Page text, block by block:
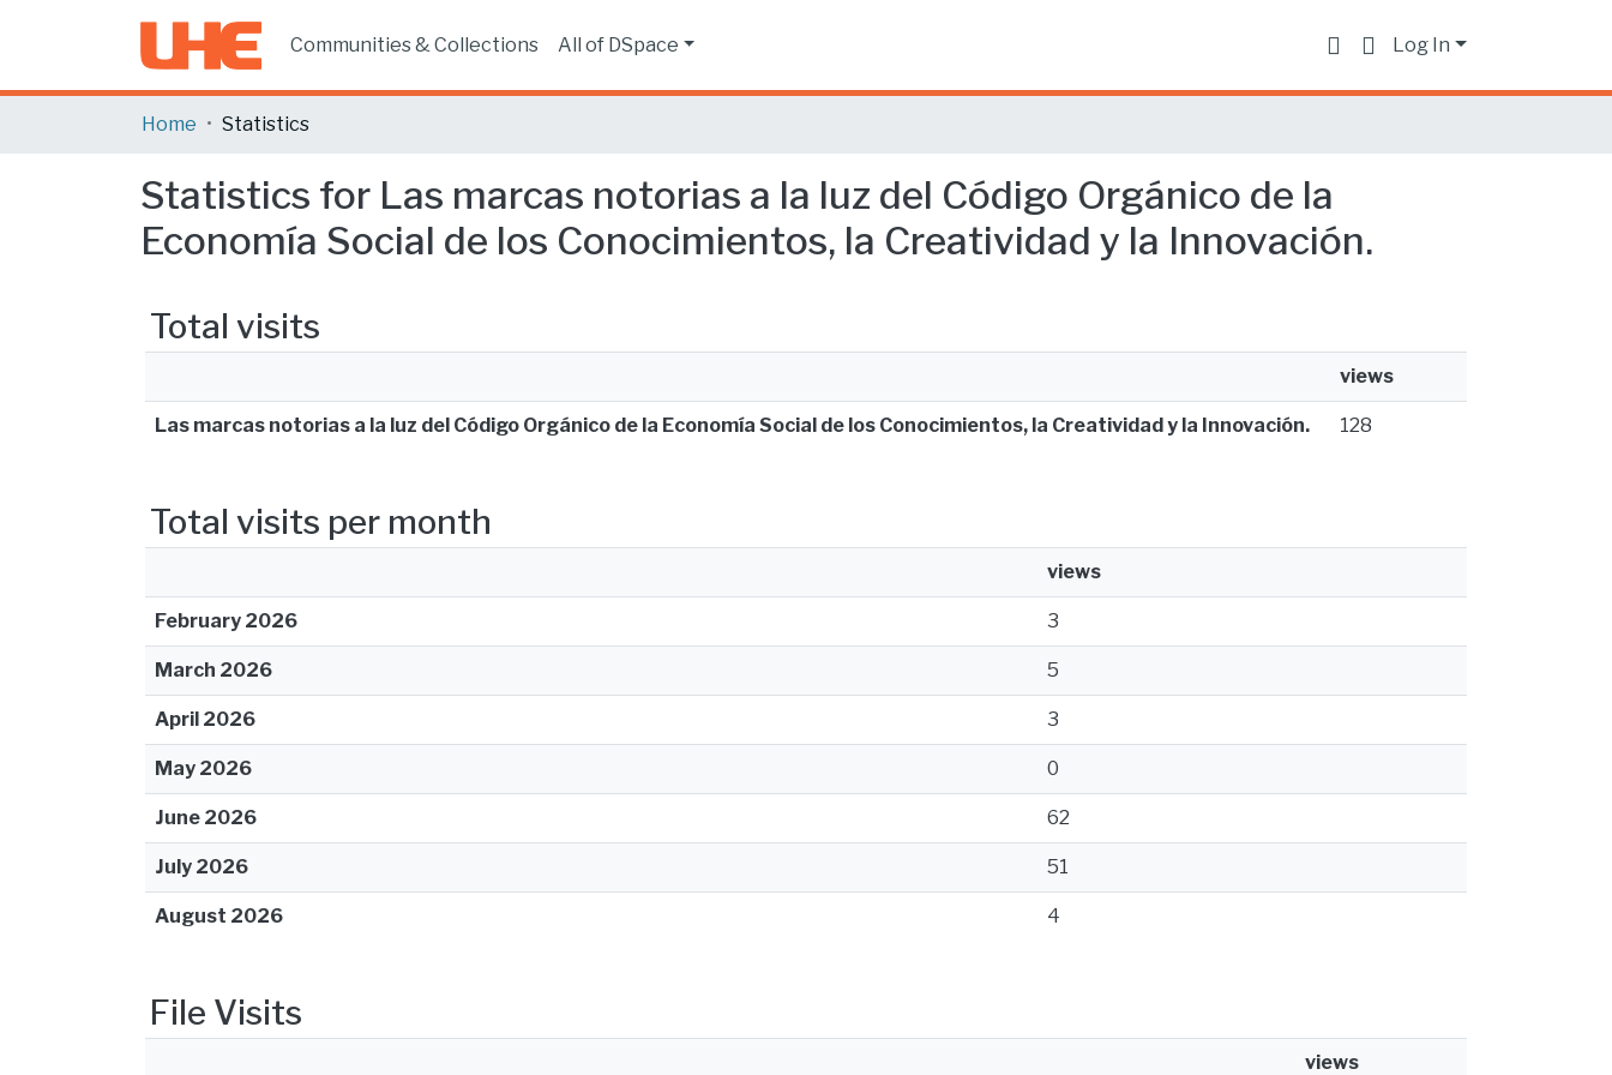
Communities & Collections All of DSpace Log In
Home Statistics
Statistics for Las marcas notorias a la luz del Código Orgánico de la
Economía Social de los Conocimientos, la Creatividad y la Innovación.
Total visits
views
Las marcas notorias a la luz del Código Orgánico de la Economía Social de los Conocimientos, la Creatividad y la Innovación. 128
Total visits per month
views
February 2026 3
March 2026 5
April 2026 3
May 2026 0
June 2026 62
July 2026 51
August 2026 4
File Visits
views